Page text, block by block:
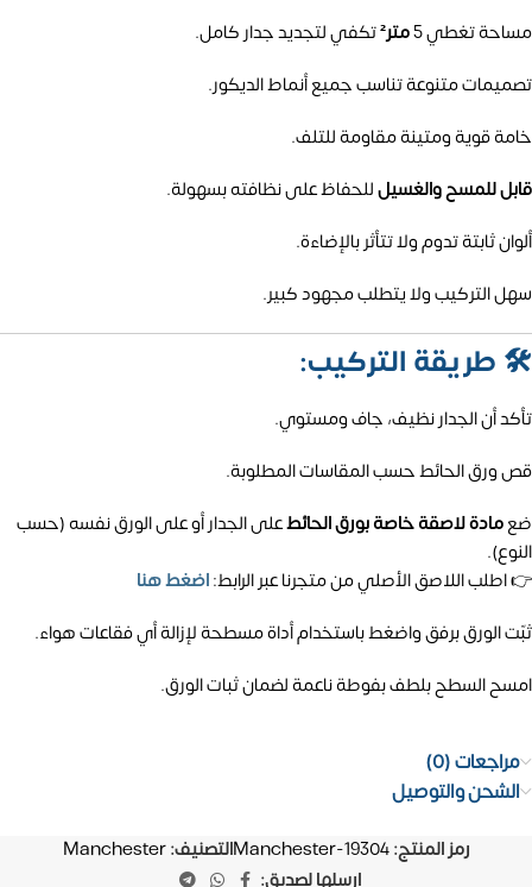
مساحة تغطي 5 متر² تكفي لتجديد جدار كامل.
تصميمات متنوعة تناسب جميع أنماط الديكور.
خامة قوية ومتينة مقاومة للتلف.
قابل للمسح والغسيلللحفاظ على نظافته بسهولة.
ألوان ثابتة تدوم ولا تتأثر بالإضاءة.
سهل التركيب ولا يتطلب مجهود كبير.
🛠️ طريقة التركيب:
تأكد أن الجدار نظيف، جاف ومستوي.
قص ورق الحائط حسب المقاسات المطلوبة.
ضعمادة لاصقة خاصة بورق الحائطعلى الجدار أو على الورق نفسه (حسب
النوع).
👉 اطلب اللاصق الأصلي من متجرنا عبر الرابط:اضغط هنا
ثبّت الورق برفق واضغط باستخدام أداة مسطحة لإزالة أي فقاعات هواء.
امسح السطح بلطف بفوطة ناعمة لضمان ثبات الورق.
مراجعات (0)
الشحن والتوصيل
رمز المنتج:Manchester-19304التصنيف:Manchester
ارسلها لصديق: